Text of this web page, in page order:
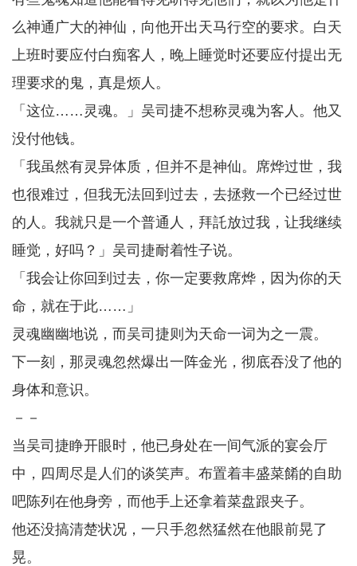
么神通广大的神仙，向他开出天马行空的要求。白天
上班时要应付白痴客人，晚上睡觉时还要应付提出无
理要求的鬼，真是烦人。
「这位……灵魂。」吴司捷不想称灵魂为客人。他又
没付他钱。
「我虽然有灵异体质，但并不是神仙。席烨过世，我
也很难过，但我无法回到过去，去拯救一个已经过世
的人。我就只是一个普通人，拜託放过我，让我继续
睡觉，好吗？」吴司捷耐着性子说。
「我会让你回到过去，你一定要救席烨，因为你的天
命，就在于此……」
灵魂幽幽地说，而吴司捷则为天命一词为之一震。
下一刻，那灵魂忽然爆出一阵金光，彻底吞没了他的
身体和意识。
－－
当吴司捷睁开眼时，他已身处在一间气派的宴会厅
中，四周尽是人们的谈笑声。布置着丰盛菜餚的自助
吧陈列在他身旁，而他手上还拿着菜盘跟夹子。
他还没搞清楚状况，一只手忽然猛然在他眼前晃了
晃。